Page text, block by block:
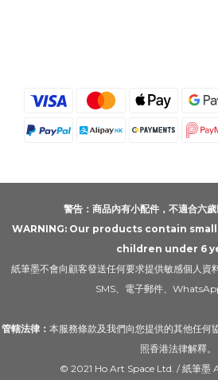
警告：商品內有小配件，不適合六歲
WARNING: Our products contain
children under 6
紙筆墨不會向顧客發送任何要求提供敏感個人資
SMS、電子郵件、
管轄法律： 本服務條款及我們向您提供的其他任何
照香港法律解釋。
© 2021 Ho Art Space Ltd. / 紙筆墨